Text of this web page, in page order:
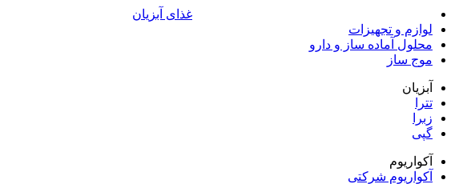
غذای آبزیان
لوازم و تجهیزات
محلول آماده ساز و دارو
موج ساز
آبزیان
تترا
زبرا
گپی
آکواریوم
آکواریوم شرکتی